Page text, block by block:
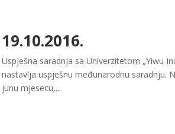
19.10.2016.
Uspješna saradnja sa Univerzitetom „Yiwu
nastavlja uspješnu međunarodnu saradnju.
junu mjesecu,...